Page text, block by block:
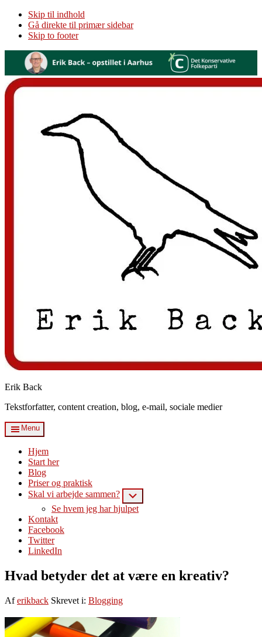
Skip til indhold
Gå direkte til primær sidebar
Skip to footer
Additional
menu
Erik Back
Tekstforfatter, content creation, blog, e-mail, sociale medier
Menu
Hjem
Start her
Blog
Priser og praktisk
Skal vi arbejde sammen?
Se hvem jeg har hjulpet
Kontakt
Facebook
Twitter
LinkedIn
Hvad betyder det at være en kreativ?
Aferikback Skrevet i: Blogging